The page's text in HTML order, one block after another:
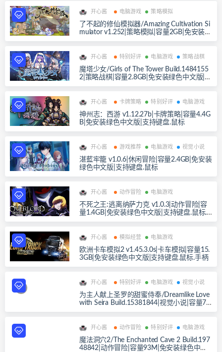
开心酱 电脑游戏 策略模拟
了不起的修仙模拟器/Amazing Cultivation Si
mulator v1.252|策略模拟|容量2GB|免安装绿
色中文版|支持键盘.鼠标
开心酱 特别好评 电脑游戏 策略战棋
魔塔少女/Girls of The Tower Build.1484155
2|策略战棋|容量2.8GB|免安装绿色中文版|支
持键盘.鼠标
开心酱 卡牌策略 特别好评 电脑游戏
神州志：西游 v1.12.27b|卡牌策略|容量4.4G
B|免安装绿色中文版|支持键盘.鼠标
开心酱 游戏推荐 电脑游戏 视觉小说
湛藍牢籠 v1.0.6|休闲冒险|容量2.4GB|免安装
绿色中文版|支持键盘.鼠标
开心酱 动作冒险 电脑游戏
不死之王:逃离纳萨力克 v1.0.3|动作冒险|容
量1.4GB|免安装绿色中文版|支持键盘.鼠标.
手柄
开心酱 模拟经营 电脑游戏
欧洲卡车模拟2 v1.45.3.0s|卡车模拟|容量15.
3GB|免安装绿色中文版|支持键盘.鼠标.手柄
开心酱 特别好评 电脑游戏 视觉小说
为主人献上圣罗的甜蜜侍奉/Dreamlike Love
with Seira Build.15381844|视觉小说|容量77
0MB|免安装绿色中文版|支持键盘.鼠标
开心酱 动作冒险 特别好评 电脑游戏
魔法洞穴2/The Enchanted Cave 2 Build.197
48842|动作冒险|容量93M|免安装绿色中文